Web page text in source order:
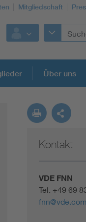
Mitgliedschaft
Über uns
Kontakt
VDE FNN
Tel. +49 69
fnn@vde.com